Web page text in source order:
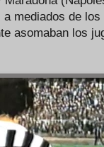
mediados de
asomaban los